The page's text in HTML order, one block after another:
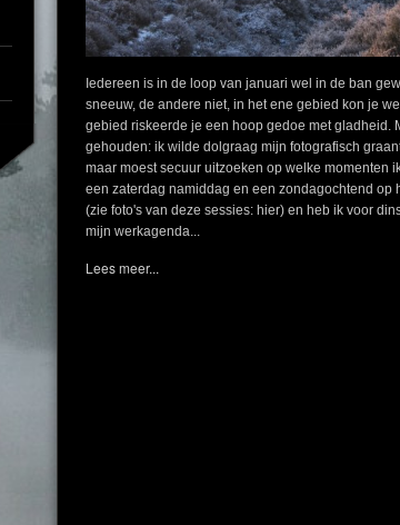
Iedereen is in de loop van januari wel in de ban
sneeuw, de andere niet, in het ene gebied kon je
gebied riskeerde je een hoop gedoe met gladheid.
gehouden: ik wilde dolgraag mijn fotografisch
maar moest secuur uitzoeken op welke momenten
een zaterdag namiddag en een zondagochtend op
(zie foto's van deze sessies: hier) en heb ik voor
mijn werkagenda...
Lees meer...